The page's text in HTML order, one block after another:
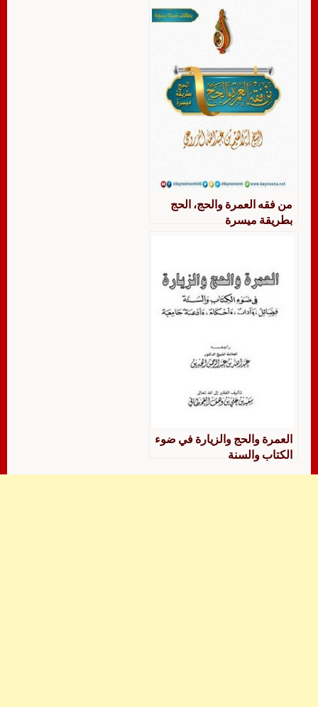
من فقه العمرة والحج، الحج
بطريقة ميسرة
العمرة والحج والزيارة في ضوء
الكتاب والسنة